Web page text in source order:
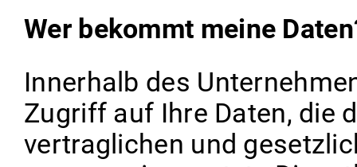
Wer bekommt meine
Innerhalb des
Zugriff auf Ihre Daten, die
vertraglichen und